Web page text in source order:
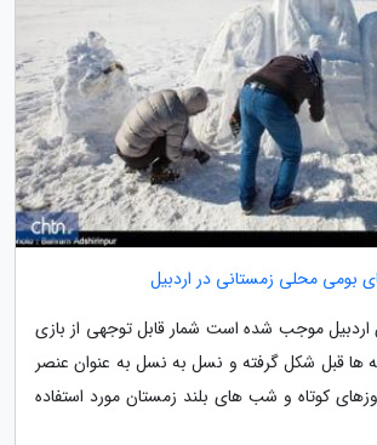
بومی محلی زمستانی در اردبیل
اردبیل موجب شده است شمار قابل توجهی از بازی
ها قبل شکل گرفته و نسل به نسل به عنوان عنصر
کوتاه و شب های بلند زمستان مورد استفاده